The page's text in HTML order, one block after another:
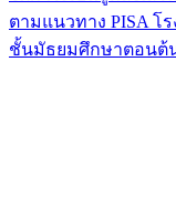
ตามแนวทาง PISA โ
ชั้นมัธยมศึกษาตอนต้